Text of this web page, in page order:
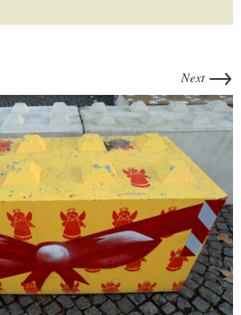
Next →